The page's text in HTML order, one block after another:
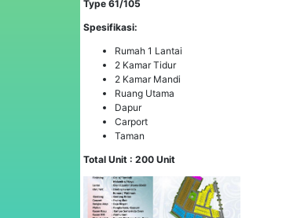
Type 61/105
Spesifikasi:
Rumah 1 Lantai
2 Kamar Tidur
2 Kamar Mandi
Ruang Utama
Dapur
Carport
Taman
Total Unit : 200 Unit